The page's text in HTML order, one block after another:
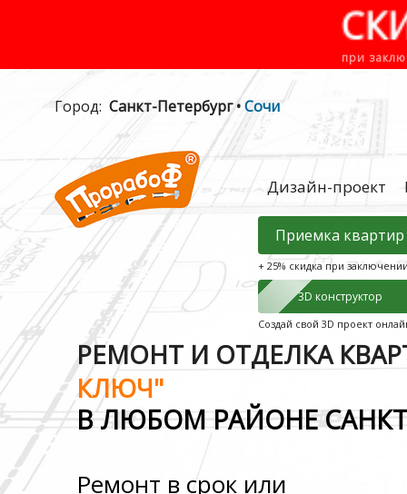
при
Город: Санкт-Петербург •Сочи
Дизайн-проект
Приемка квартир
+ 25% скидка при
3D конструктор
Создай свой 3D проект
РЕМОНТ И ОТДЕЛКА
КЛЮЧ"
В ЛЮБОМ РАЙОНЕ
Ремонт в срок или